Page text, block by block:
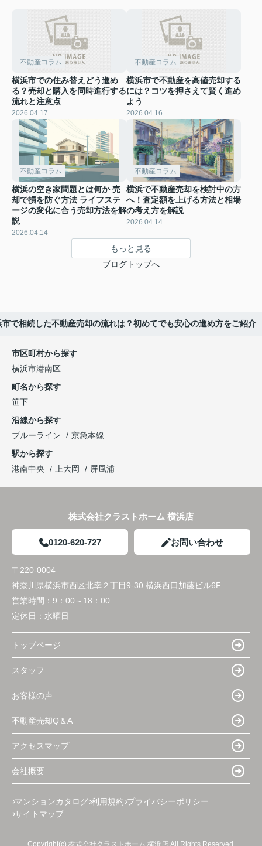
不動産コラム
横浜市での住み替えどう進め
る？売却と購入を同時進行する
流れと注意点
2026.04.17
不動産コラム
横浜市で不動産を高値売却する
には？コツを押さえて賢く進め
よう
2026.04.16
不動産コラム
横浜の空き家問題とは何か 売
却で損を防ぐ方法 ライフステ
ージの変化に合う売却方法を解
説
2026.04.14
不動産コラム
横浜で不動産売却を検討中の方
へ！査定額を上げる方法と相場
の考え方を解説
2026.04.14
もっと見る
ブログトップへ
市で相続した不動産売却の流れは？初めてでも安心の進め方をご紹介
市区町村から探す
横浜市港南区
町名から探す
笹下
沿線から探す
ブルーライン
京急本線
駅から探す
港南中央
上大岡 屏風浦
株式会社クラストホーム 横浜店
0120-620-727 お問い合わせ
〒220-0004
神奈川県横浜市西区北幸２丁目9-30 横浜西口加藤ビル6F
営業時間： 9：00～18：00
定休日： 水曜日
トップページ
スタッフ
お客様の声
不動産売却Q＆A
アクセスマップ
会社概要
マンションカタログ 利用規約 プライバシーポリシー
サイトマップ
Copyright(c) 株式会社クラストホーム 横浜店 All Rights Reserved.